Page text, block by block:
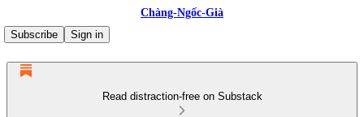
Chàng-Ngốc-Già
Subscribe
Sign in
Read distraction-free on Substack